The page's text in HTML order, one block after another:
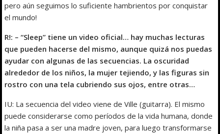
pero aún seguimos lo suficiente hambrientos por conquistar
el mundo!
R!: – “Sleep” tiene un video oficial… hay muchas lecturas
que pueden hacerse del mismo, aunque quizá nos puedas
ayudar con algunas de las secuencias. La oscuridad
alrededor de los niños, la mujer tejiendo, y las figuras sin
rostro con una tela cubriendo sus ojos, entre otras…
IU: La secuencia del video viene de Ville (guitarra). El mismo
puede considerarse como períodos de la vida humana, donde
la niña pasa a ser una madre joven, para luego transformarse